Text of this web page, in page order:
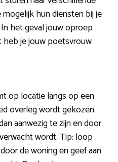
hun diensten bij je
het geval jouw oproep
je jouw poetsvrouw
op locatie langs op een
overleg wordt gekozen.
aanwezig te zijn en door
wordt. Tip: loop
de woning en geef aan